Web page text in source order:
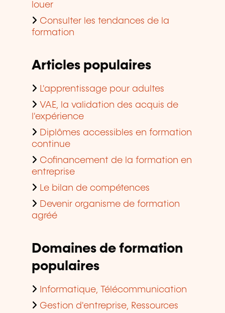
louer
Consulter les tendances de la
formation
Articles populaires
L'apprentissage pour adultes
VAE, la validation des acquis de
l'expérience
Diplômes accessibles en formation
continue
Cofinancement de la formation en
entreprise
Le bilan de compétences
Devenir organisme de formation
agréé
Domaines de formation
populaires
Informatique, Télécommunication
Gestion d'entreprise, Ressources